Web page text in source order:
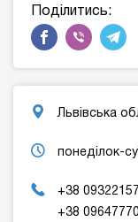
Поділитись:
Львівська
понеділок-
+38
+38